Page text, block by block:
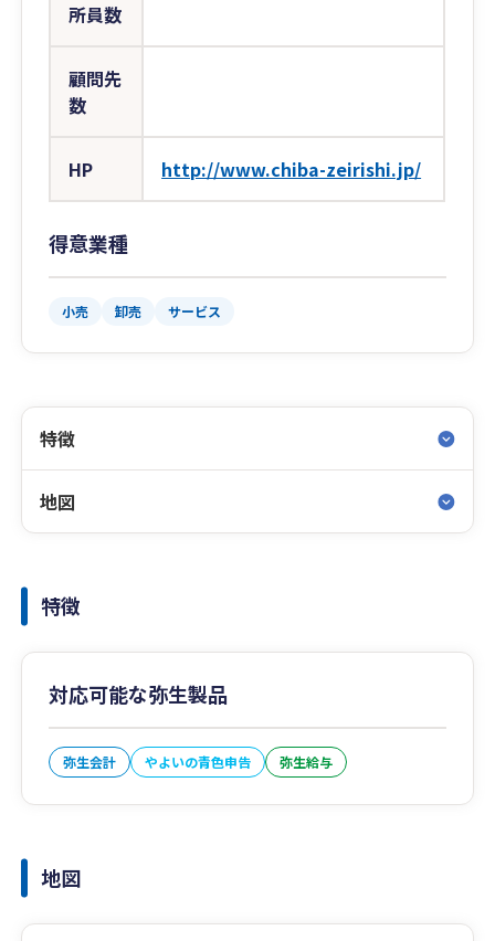
所員数
顧問先
数
HP http://www.chiba-zeirishi.jp/
得意業種
小売 卸売 サービス
特徴
地図
特徴
対応可能な弥生製品
弥生会計 やよいの青色申告 弥生給与
地図